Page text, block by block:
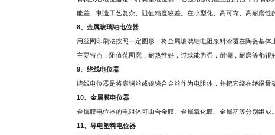
能差、制造工艺复杂、阻值精度较差。在小型化、高可靠、高耐磨性
8、金属玻璃铀电位器
用丝网印刷法按照一定图形，将金属玻璃铀电阻浆料涂覆在陶瓷基体
主要特点：阻值范围宽，耐热性好，过载能力强，耐潮，耐磨等都很
9、绕线电位器
绕线电位器是将康铜丝或镍铬合金丝作为电阻体，并把它绕在绝缘
10、金属膜电位器
金属膜电位器的电阻体可由合金膜、金属氧化膜、金属箔等分别组成
11、导电塑料电位器